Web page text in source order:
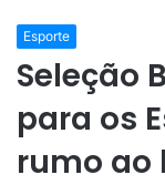
Esporte
Seleção
para os
rumo ao